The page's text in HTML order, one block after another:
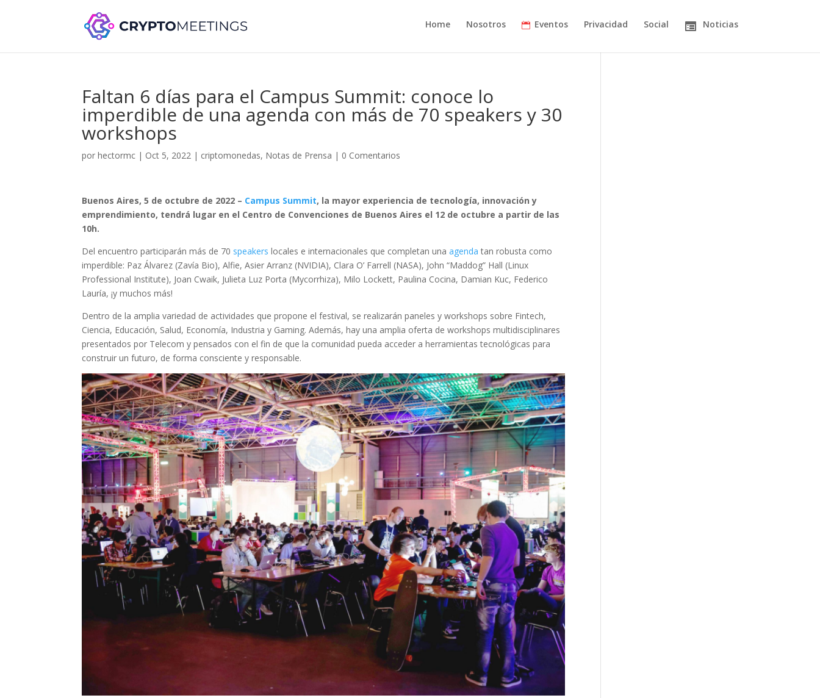
Home Nosotros Eventos Privacidad Social Noticias
Faltan 6 días para el Campus Summit: conoce lo
imperdible de una agenda con más de 70 speakers y 30
workshops
porhectormc | Oct 5, 2022 | criptomonedas, Notas de Prensa | 0 Comentarios
Buenos Aires, 5 de octubre de 2022 – Campus Summit, la mayor experiencia de tecnología, innovación y
emprendimiento, tendrá lugar en el Centro de Convenciones de Buenos Aires el 12 de octubre a partir de las
10h.
Del encuentro participarán más de 70 speakers locales e internacionales que completan unaagenda tan robusta como
imperdible: Paz Álvarez (Zavía Bio), Alfie, Asier Arranz (NVIDIA), Clara O’ Farrell (NASA), John “Maddog” Hall (Linux
Professional Institute), Joan Cwaik, Julieta Luz Porta (Mycorrhiza), Milo Lockett, Paulina Cocina, Damian Kuc, Federico
Lauría, ¡y muchos más!
Dentro de la amplia variedad de actividades que propone el festival, se realizarán paneles y workshops sobre Fintech,
Ciencia, Educación, Salud, Economía, Industria y Gaming. Además, hay una amplia oferta de workshops multidisciplinares
presentados por Telecom y pensados con el fin de que la comunidad pueda acceder a herramientas tecnológicas para
construir un futuro, de forma consciente y responsable.